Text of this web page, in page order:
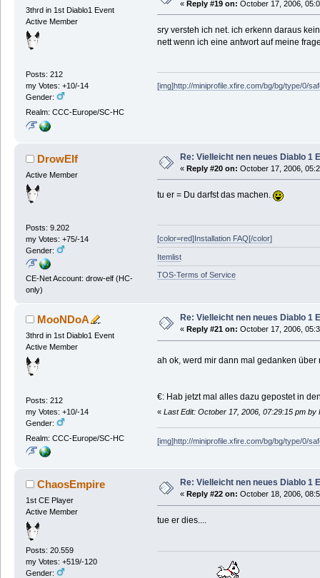
3thrd in 1st Diablo1 Event
Active Member
Posts: 212
my Votes: +10/-14
Gender:
Realm: CCC-Europe/SC-HC
« Reply #19 on: October 17, 2006,
sry versteh ich net. ich erkenn daraus
nett wenn ich eine antwort auf meine
[img]http://miniprofile.xfire.com/bg/bg/type/0/
DrowElf
Active Member
Posts: 9.202
my Votes: +75/-14
Gender:
CE-Net Account: drow-elf (HC-
only)
Re: Vielleicht nen neues Diablo 1
« Reply #20 on: October 17, 2006,
tu er = Du darfst das machen.
[color=red]Installation FAQ[/color]
Itemlist
TOS-Terms of Service
MooNDoA
3thrd in 1st Diablo1 Event
Active Member
Posts: 212
my Votes: +10/-14
Gender:
Realm: CCC-Europe/SC-HC
Re: Vielleicht nen neues Diablo 1
« Reply #21 on: October 17, 2006,
ah ok, werd mir dann mal gedanken
€: Hab jetzt mal alles dazu gepostet in
« Last Edit: October 17, 2006, 07:29:15 pm by
[img]http://miniprofile.xfire.com/bg/bg/type/0/
ChaosEmpire
1st CE Player
Active Member
Posts: 20.559
my Votes: +519/-120
Gender:
Re: Vielleicht nen neues Diablo 1
« Reply #22 on: October 18, 2006,
tue er dies....